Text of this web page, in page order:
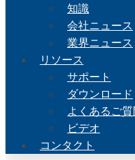
知識
会社ニュース
業界ニュース
リソース
サポート
ダウンロード
よくあるご
ビデオ
コンタクト